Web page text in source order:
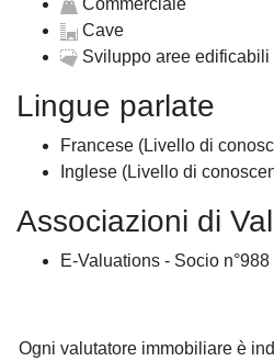
Commerciale
Cave
Sviluppo aree edificabili
Lingue parlate
Francese (Livello di
Inglese (Livello di
Associazioni di
E-Valuations - Socio
Ogni valutatore immobiliare è